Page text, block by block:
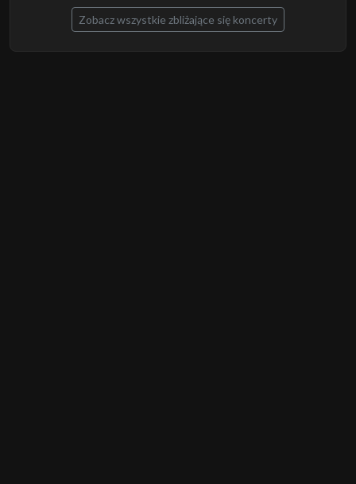
Zobacz wszystkie zbliżające się koncerty